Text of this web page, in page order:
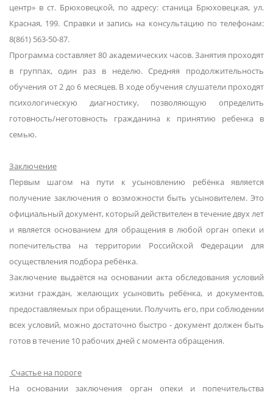
центр» в ст. Брюховецкой, по адресу: станица Брюховецкая, ул.
Красная, 199. Справки и запись на консультацию по телефонам:
8(861) 563-50-87.
Программа составляет 80 академических часов. Занятия проходят
в группах, один раз в неделю. Средняя продолжительность
обучения от 2 до 6 месяцев. В ходе обучения слушатели проходят
психологическую диагностику, позволяющую определить
готовность/неготовность гражданина к принятию ребенка в
семью.
Заключение
Первым шагом на пути к усыновлению ребёнка является
получение заключения о возможности быть усыновителем. Это
официальный документ, который действителен в течение двух лет
и является основанием для обращения в любой орган опеки и
попечительства на территории Российской Федерации для
осуществления подбора ребёнка.
Заключение выдаётся на основании акта обследования условий
жизни граждан, желающих усыновить ребёнка, и документов,
предоставляемых при обращении. Получить его, при соблюдении
всех условий, можно достаточно быстро - документ должен быть
готов в течение 10 рабочих дней с момента обращения.
Счастье на пороге
На основании заключения орган опеки и попечительства